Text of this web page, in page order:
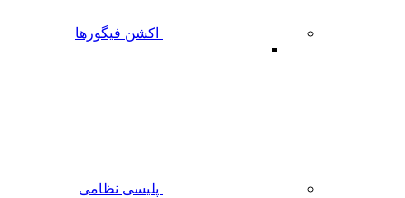
اکشن فیگورها
پلیسی نظامی